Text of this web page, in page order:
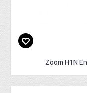
Zoom H1N